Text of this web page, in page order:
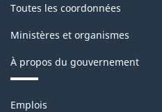
Toutes les coordonnées
Ministères et organismes
À propos du gouvernement
Thèmes
Emplois